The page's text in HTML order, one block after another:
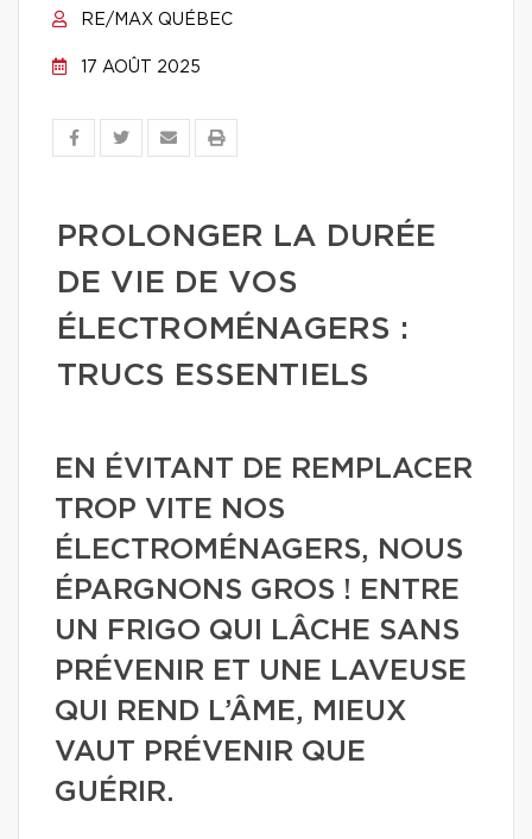
RE/MAX QUÉBEC
17 AOÛT 2025
PROLONGER LA DURÉE
DE VIE DE VOS
ÉLECTROMÉNAGERS :
TRUCS ESSENTIELS
EN ÉVITANT DE REMPLACER
TROP VITE NOS
ÉLECTROMÉNAGERS, NOUS
ÉPARGNONS GROS ! ENTRE
UN FRIGO QUI LÂCHE SANS
PRÉVENIR ET UNE LAVEUSE
QUI REND L’ÂME, MIEUX
VAUT PRÉVENIR QUE
GUÉRIR.